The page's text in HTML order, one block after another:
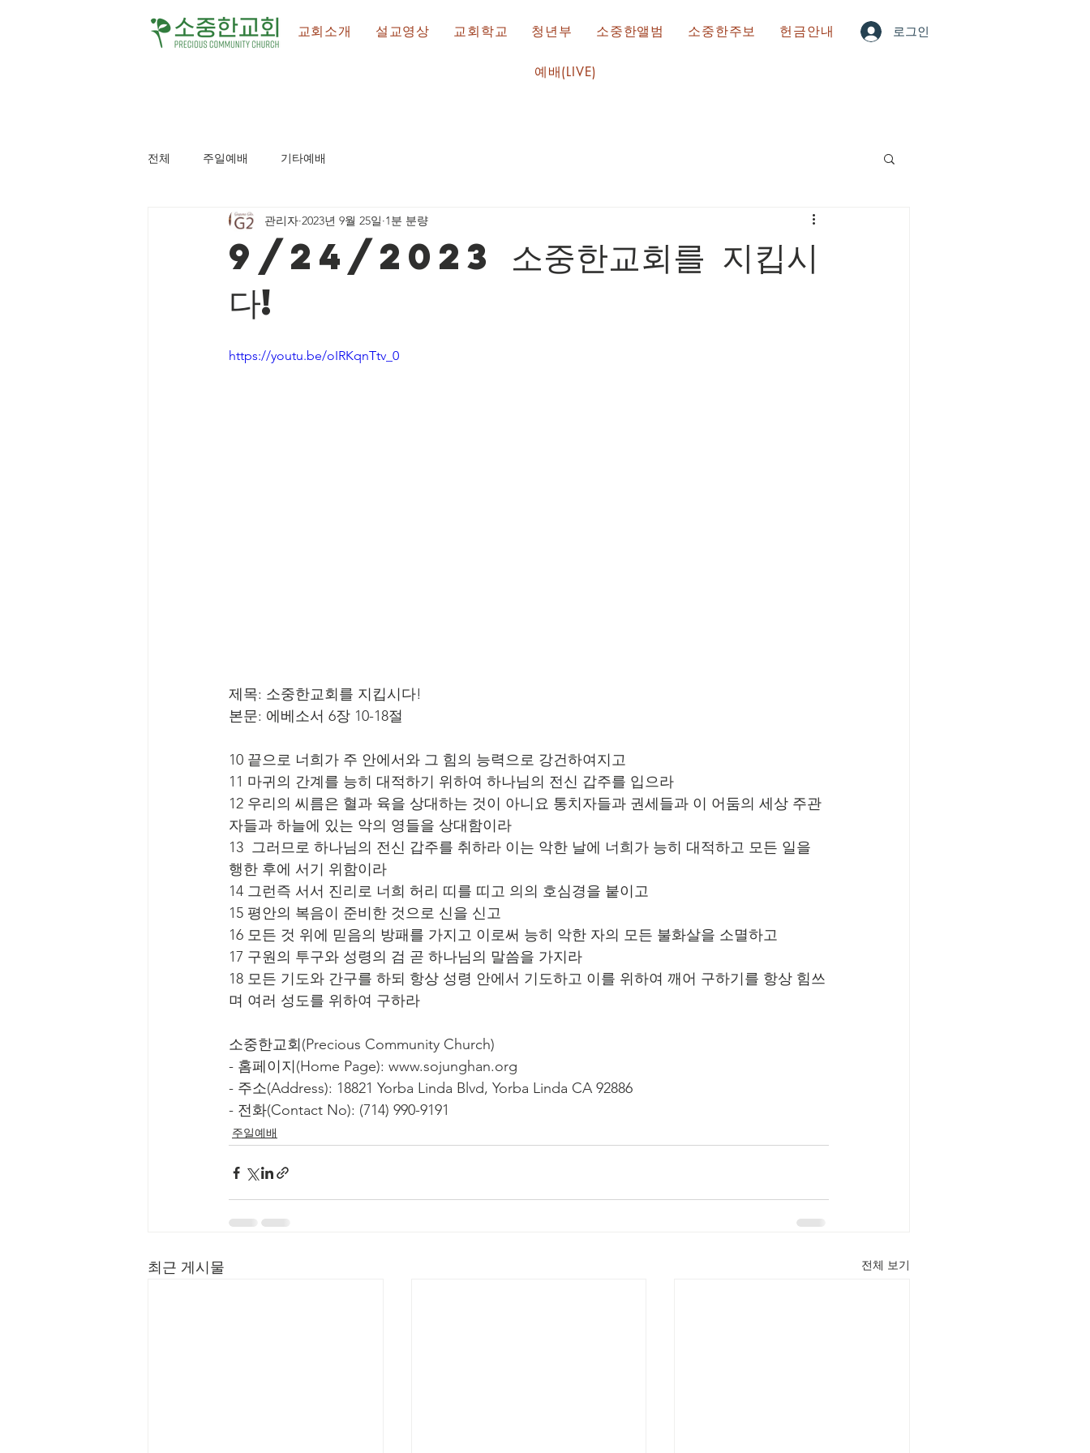
로그인
교회소개 설교영상 교회학교 청년부 소중한앨범 소중한주보 헌금안내
예배(LIVE)
전체 주일예배 기타예배
9/24/2023 소중한교회를 지킵시
다!
관리자 2023년 9월 25일 1분 분량
https://youtu.be/oIRKqnTtv_0
제목: 소중한교회를 지킵시다!
본문: 에베소서 6장 10-18절
10 끝으로 너희가 주 안에서와 그 힘의 능력으로 강건하여지고
11 마귀의 간계를 능히 대적하기 위하여 하나님의 전신 갑주를 입으라
12 우리의 씨름은 혈과 육을 상대하는 것이 아니요 통치자들과 권세들과 이 어둠의 세상 주관
자들과 하늘에 있는 악의 영들을 상대함이라
13  그러므로 하나님의 전신 갑주를 취하라 이는 악한 날에 너희가 능히 대적하고 모든 일을
행한 후에 서기 위함이라
14 그런즉 서서 진리로 너희 허리 띠를 띠고 의의 호심경을 붙이고
15 평안의 복음이 준비한 것으로 신을 신고
16 모든 것 위에 믿음의 방패를 가지고 이로써 능히 악한 자의 모든 불화살을 소멸하고
17 구원의 투구와 성령의 검 곧 하나님의 말씀을 가지라
18 모든 기도와 간구를 하되 항상 성령 안에서 기도하고 이를 위하여 깨어 구하기를 항상 힘쓰
며 여러 성도를 위하여 구하라
소중한교회(Precious Community Church)
- 홈페이지(Home Page): www.sojunghan.org
- 주소(Address): 18821 Yorba Linda Blvd, Yorba Linda CA 92886
- 전화(Contact No): (714) 990-9191
주일예배
최근 게시물 전체 보기